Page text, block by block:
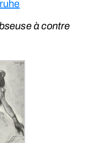
à contre